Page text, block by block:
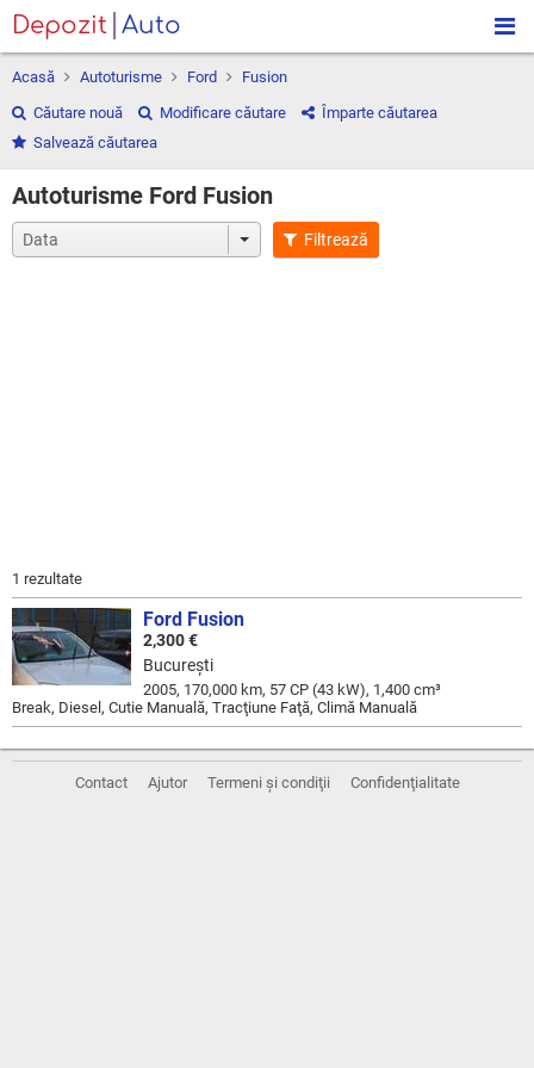
Depozit Auto
Acasă Autoturisme Ford
Fusion
Căutare nouă
Modificare căutare
Împarte căutarea
Salvează căutarea
Autoturisme Ford Fusion
Filtrează
1 rezultate
Ford Fusion
2,300 €
Bucureşti
2005, 170,000 km, 57 CP (43 kW), 1,400 cm³
Break, Diesel, Cutie Manuală, Tracţiune Faţă, Climă Manuală
Contact Ajutor Termeni și condiţii Confidenţialitate